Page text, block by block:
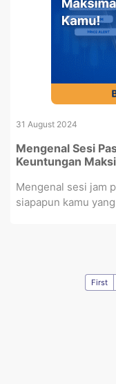
31 August 2024
Mengenal Sesi
Keuntungan
Mengenal sesi jam
siapapun kamu
First